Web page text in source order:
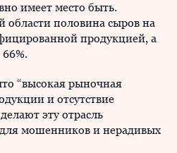
имеет место быть.
области половина сыров на
продукцией, а
“высокая рыночная
и отсутствие
эту отрасль
мошенников и нерадивых